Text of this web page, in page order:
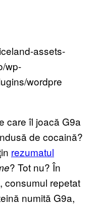
care îl joacă G9a
de cocaină?
rezumatul
? Tot nu? În
consumul repetat
numită G9a,